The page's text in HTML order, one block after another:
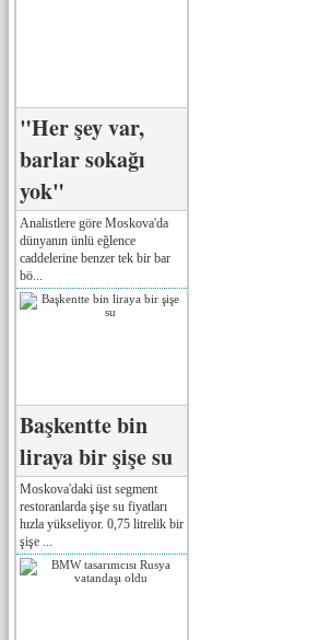
"Her şey var,
barlar sokağı
yok"
Analistlere göre Moskova'da
dünyanın ünlü eğlence
caddelerine benzer tek bir bar
bö...
Başkentte bin
liraya bir şişe su
Moskova'daki üst segment
restoranlarda şişe su fiyatları
hızla yükseliyor. 0,75 litrelik bir
şişe ...